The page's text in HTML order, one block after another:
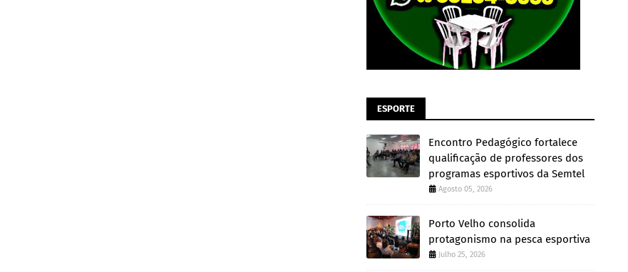
ESPORTE
Encontro Pedagógico fortalece
qualificação de professores dos
programas esportivos da Semtel
Agosto 05, 2026
Porto Velho consolida
protagonismo na pesca esportiva
Julho 25, 2026